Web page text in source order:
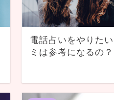
電話占いをやりた
ミは参考になるの？